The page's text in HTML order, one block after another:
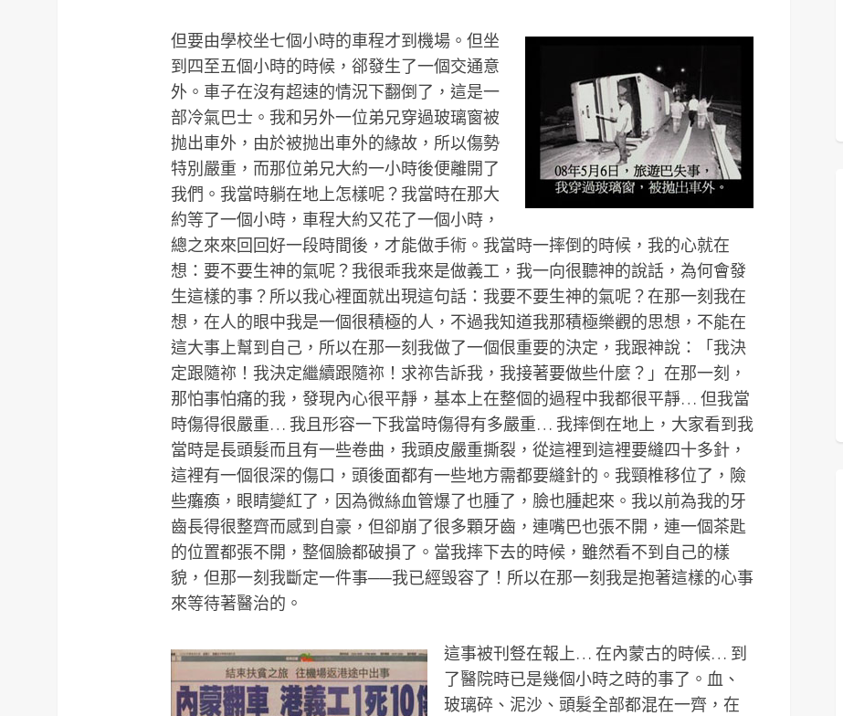
但要由學校坐七個小時的車程才到機場。但坐
到四至五個小時的時候，郤發生了一個交通意
外。車子在沒有超速的情況下翻倒了，這是一
部冷氣巴士。我和另外一位弟兄穿過玻璃窗被
抛出車外，由於被抛出車外的緣故，所以傷勢
特別嚴重，而那位弟兄大約一小時後便離開了
我們。我當時躺在地上怎樣呢？我當時在那大
約等了一個小時，車程大約又花了一個小時，
總之來來回回好一段時間後，才能做手術。我當時一摔倒的時候，我的心就在
想：要不要生神的氣呢？我很乖我來是做義工，我一向很聽神的說話，為何會發
生這樣的事？所以我心裡面就出現這句話：我要不要生神的氣呢？在那一刻我在
想，在人的眼中我是一個很積極的人，不過我知道我那積極樂觀的思想，不能在
這大事上幫到自己，所以在那一刻我做了一個佷重要的決定，我跟神說：「我決
定跟隨祢！我決定繼續跟隨祢！求祢告訴我，我接著要做些什麼？」在那一刻，
那怕事怕痛的我，發現內心很平靜，基本上在整個的過程中我都很平靜… 但我當
時傷得很嚴重… 我且形容一下我當時傷得有多嚴重… 我摔倒在地上，大家看到我
當時是長頭髮而且有一些卷曲，我頭皮嚴重撕裂，從這裡到這裡要縫四十多針，
這裡有一個很深的傷口，頭後面都有一些地方需都要縫針的。我頸椎移位了，險
些癱瘓，眼睛變紅了，因為微絲血管爆了也腫了，臉也腫起來。我以前為我的牙
齒長得很整齊而感到自豪，但卻崩了很多顆牙齒，連嘴巴也張不開，連一個茶匙
的位置都張不開，整個臉都破損了。當我摔下去的時候，雖然看不到自己的樣
貌，但那一刻我斷定一件事──我已經毁容了！所以在那一刻我是抱著這樣的心事
來等待著醫治的。
這事被刊豋在報上… 在內蒙古的時候… 到
了醫院時已是幾個小時之時的事了。血、
玻璃碎、泥沙、頭髮全部都混在一齊，在